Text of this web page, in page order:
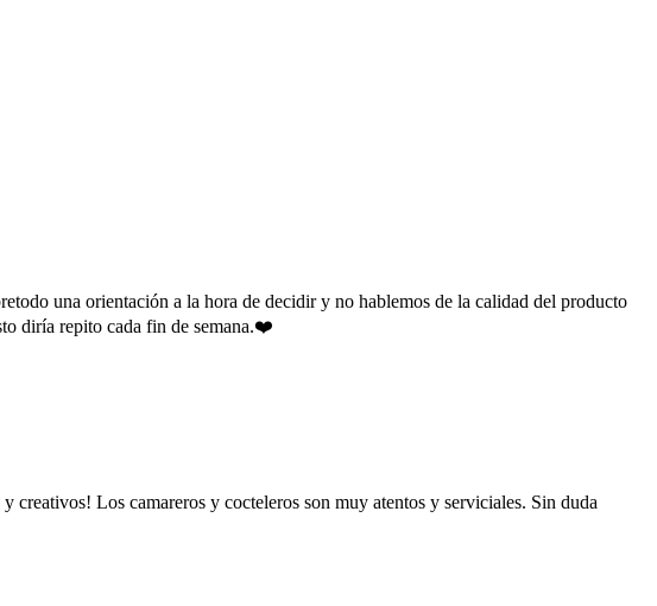
una orientación a la hora de decidir y no hablemos de la calidad del producto
diría repito cada fin de semana.❤️
Los camareros y cocteleros son muy atentos y serviciales. Sin duda